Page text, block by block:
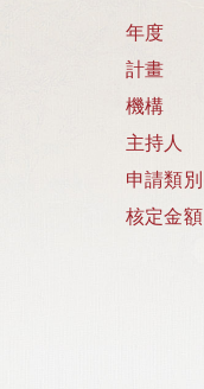
年度
計畫
機構
主持人
申請類別
核定金額